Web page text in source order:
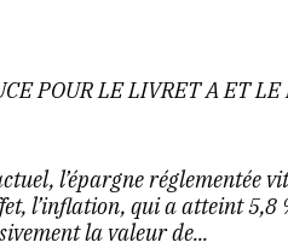
POUR LE LIVRET A ET LE
l’épargne réglementée
l’inflation, qui a atteint 5,8
la valeur de...